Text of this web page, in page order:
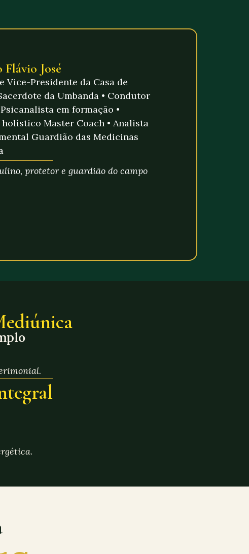
José
Vice-Presidente da Casa de
da Umbanda • Condutor
em formação •
Master Coach • Analista
Guardião das Medicinas
protetor e guardião do campo